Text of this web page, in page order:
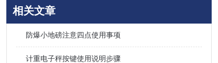
相关文章
防爆小地磅注意四点使用事项
计重电子秤按键使用说明步骤